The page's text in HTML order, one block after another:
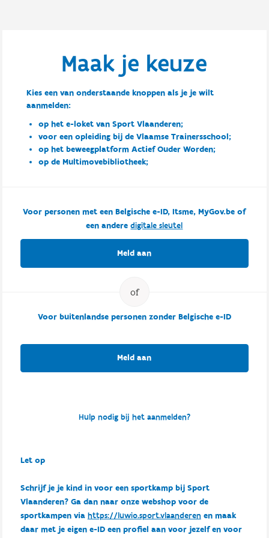
Maak je keuze
Kies een van onderstaande knoppen als je je wilt
aanmelden:
op het e-loket van Sport Vlaanderen;
voor een opleiding bij de Vlaamse Trainersschool;
op het beweegplatform Actief Ouder Worden;
op de Multimovebibliotheek;
Voor personen met een Belgische e-ID, Itsme, MyGov.be of
een anderedigitale sleutel
Meld aan
Voor buitenlandse personen zonder Belgische e-ID
Meld aan
Hulp nodig bij het aanmelden?
Let op
Schrijf je je kind in voor een sportkamp bij Sport
Vlaanderen? Ga dan naar onze webshop voor de
sportkampen via https://luwio.sport.vlaanderenen maak
daar met je eigen e-ID een profiel aan voor jezelf en voor